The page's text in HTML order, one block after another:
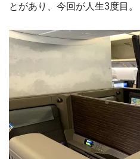
とがあり、今回が人生3度目。